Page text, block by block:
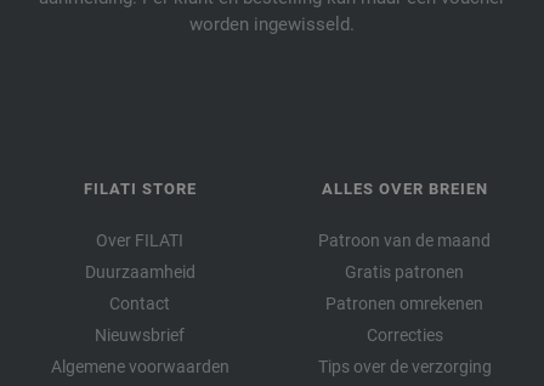
worden ingewisseld.
FILATI STORE
Over FILATI
Duurzaamheid
Contact
Nieuwsbrief
Algemene voorwaarden
ALLES OVER BREIEN
Patroon van de maand
Gratis patronen
Patronen omrekenen
Correcties
Tips over de verzorging